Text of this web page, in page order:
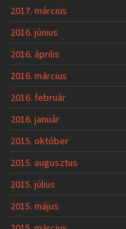
2017. március
2016. június
2016. április
2016. március
2016. február
2016. január
2015. október
2015. augusztus
2015. július
2015. május